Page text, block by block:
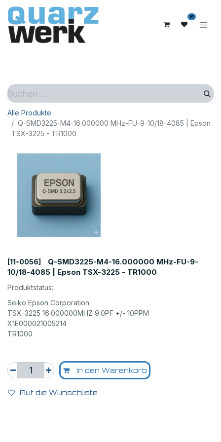
0
Alle Produkte
Q-SMD3225-M4-16.000000 MHz-FU-9-10/18-4085 | Epson
TSX-3225 - TR1000
[11-0056]
Q-SMD3225-M4-16.000000 MHz-FU-9-
10/18-4085 | Epson TSX-3225 - TR1000
Produktstatus:
Seiko Epson Corporation
TSX-3225 16.000000MHZ 9.0PF +/- 10PPM
X1E000021005214
TR1000
In den Warenkorb
Auf die Wunschliste